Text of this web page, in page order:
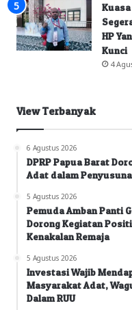
HP
Kunci
4
View Terbanyak
6 Agustus 2026
DPRP Papua Barat
Adat dalam
5 Agustus 2026
Pemuda Amban Panti
Dorong Kegiatan
Kenakalan Remaja
5 Agustus 2026
Investasi Wajib
Masyarakat Adat,
Dalam RUU